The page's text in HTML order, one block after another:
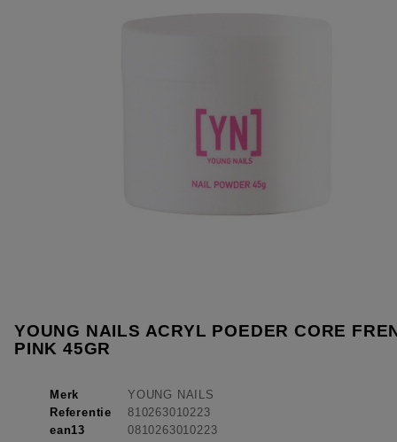
YOUNG NAILS ACRYL POEDER CORE
PINK 45GR
Merk
YOUNG NAILS
Referentie
810263010223
ean13
0810263010223